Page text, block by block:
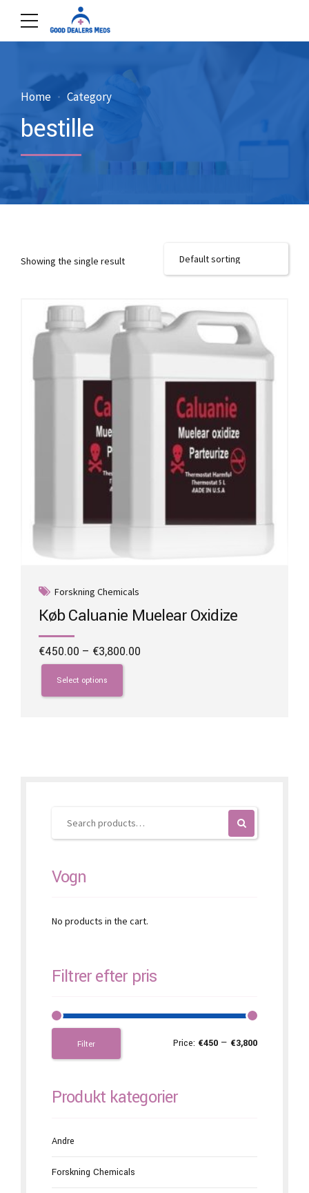
Home Category
bestille
Showing the single result
Forskning Chemicals
Køb Caluanie Muelear Oxidize
€450.00 – €3,800.00
Select options
This
product
has
product
Vogn
No products in the cart.
Filtrer efter pris
Filter Price: €450 — €3,800
Produkt kategorier
Andre
Forskning Chemicals